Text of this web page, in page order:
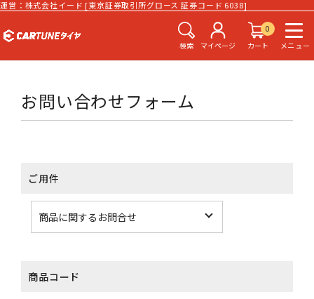
運営：株式会社イード [東京証券取引所グロース 証券コード 6038]
検索 マイページ
0
カート
メニュー
お問い合わせフォーム
ご用件
商品コード